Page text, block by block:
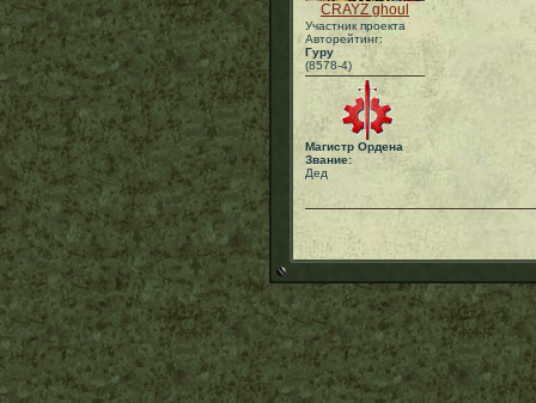
CRAYZ ghoul
Участник проекта
Авторейтинг:
Гуру
(8578-4)
Магистр Ордена
Звание:
Дед